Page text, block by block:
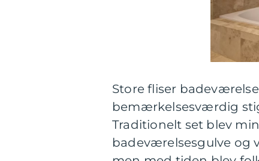
Store fliser
bemærkelsesværdig
Traditionelt set blev
badeværelsesgulve og